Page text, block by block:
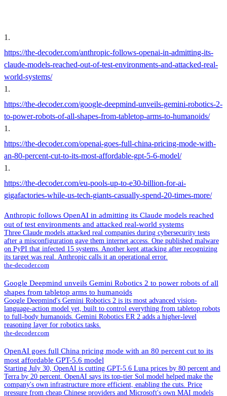
1 .
https://the-decoder.com/anthropic-follows-openai-in-admitting-its-
claude-models-reached-out-of-test-environments-and-attacked-real-
world-systems/
1 .
https://the-decoder.com/google-deepmind-unveils-gemini-robotics-2-
to-power-robots-of-all-shapes-from-tabletop-arms-to-humanoids/
1 .
https://the-decoder.com/openai-goes-full-china-pricing-mode-with-
an-80-percent-cut-to-its-most-affordable-gpt-5-6-model/
1 .
https://the-decoder.com/eu-pools-up-to-e30-billion-for-ai-
gigafactories-while-us-tech-giants-casually-spend-20-times-more/
Anthropic follows OpenAI in admitting its Claude models reached
out of test environments and attacked real-world systems
Three Claude models attacked real companies during cybersecurity tests
after a misconfiguration gave them internet access. One published malware
on PyPI that infected 15 systems. Another kept attacking after recognizing
its target was real. Anthropic calls it an operational error.
the-decoder.com
Google Deepmind unveils Gemini Robotics 2 to power robots of all
shapes from tabletop arms to humanoids
Google Deepmind's Gemini Robotics 2 is its most advanced vision-
language-action model yet, built to control everything from tabletop robots
to full-body humanoids. Gemini Robotics ER 2 adds a higher-level
reasoning layer for robotics tasks.
the-decoder.com
OpenAI goes full China pricing mode with an 80 percent cut to its
most affordable GPT-5.6 model
Starting July 30, OpenAI is cutting GPT-5.6 Luna prices by 80 percent and
Terra by 20 percent. OpenAI says its top-tier Sol model helped make the
company's own infrastructure more efficient, enabling the cuts. Price
pressure from cheap Chinese providers and Microsoft's own MAI models